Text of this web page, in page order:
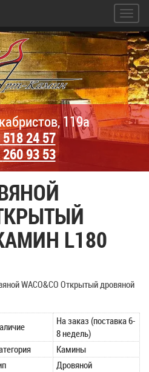
119а
518 24 57
260 93 53
L180
WACO&CO Открытый дровяной
На заказ (поставка 6-
8 недель)
Камины
Дровяной